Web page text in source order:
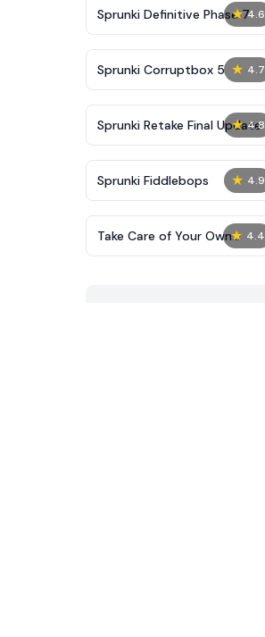
★ 4.6
Sprunki Definitive Phase 7
★ 4.7
Sprunki Corruptbox 5
★ 4.8
Sprunki Retake Final Update
★ 4.9
Sprunki Fiddlebops
★ 4.4
Take Care of Your Own
Shadow Milk